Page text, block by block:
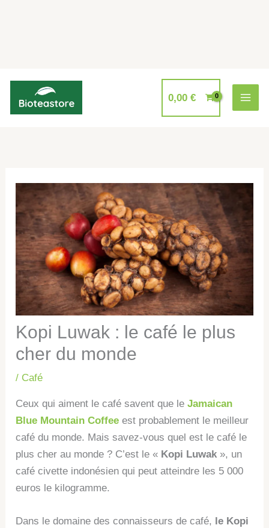
contenu
0,00 €
Kopi Luwak : le café le plus
cher du monde
/ Café
Ceux qui aiment le café savent que leJamaican
Blue Mountain Coffee est probablement le meilleur
café du monde. Mais savez-vous quel est le café le
plus cher au monde ? C’est le « Kopi Luwak », un
café civette indonésien qui peut atteindre les 5 000
euros le kilogramme.
Dans le domaine des connaisseurs de café, le Kopi